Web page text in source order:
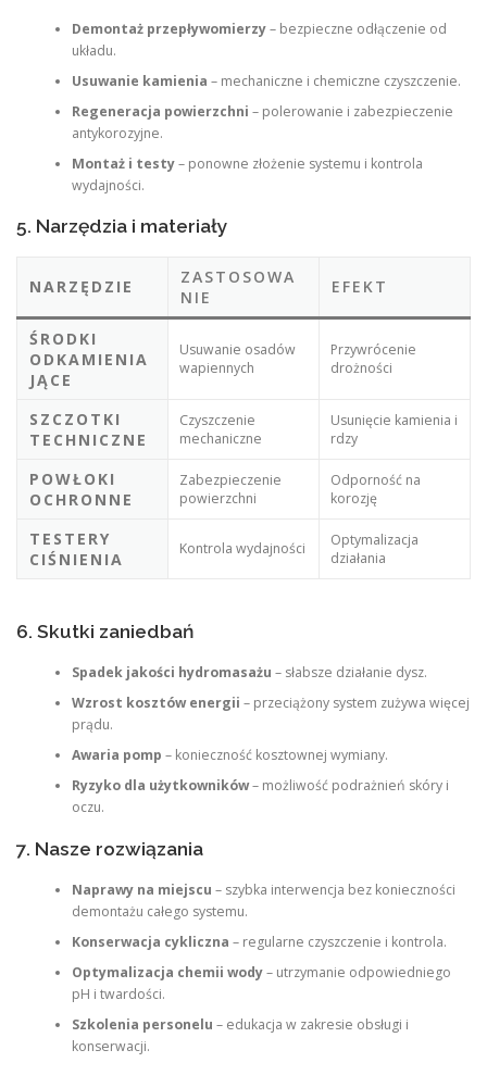
Demontaż przepływomierzy– bezpieczne odłączenie od
układu.
Usuwanie kamienia – mechaniczne i chemiczne czyszczenie.
Regeneracja powierzchni – polerowanie i zabezpieczenie
antykorozyjne.
Montaż i testy– ponowne złożenie systemu i kontrola
wydajności.
5. Narzędzia i materiały
NARZĘDZIE
ZASTOSOWA
NIE
EFEKT
ŚRODKI
ODKAMIENIA
JĄCE
Usuwanie osadów
wapiennych
Przywrócenie
drożności
SZCZOTKI
TECHNICZNE
Czyszczenie
mechaniczne
Usunięcie kamienia i
rdzy
POWŁOKI
OCHRONNE
Zabezpieczenie
powierzchni
Odporność na
korozję
TESTERY
CIŚNIENIA
Kontrola wydajności
Optymalizacja
działania
6. Skutki zaniedbań
Spadek jakości hydromasażu – słabsze działanie dysz.
Wzrost kosztów energii – przeciążony system zużywa więcej
prądu.
Awaria pomp – konieczność kosztownej wymiany.
Ryzyko dla użytkowników– możliwość podrażnień skóry i
oczu.
7. Nasze rozwiązania
Naprawy na miejscu – szybka interwencja bez konieczności
demontażu całego systemu.
Konserwacja cykliczna – regularne czyszczenie i kontrola.
Optymalizacja chemii wody– utrzymanie odpowiedniego
pH i twardości.
Szkolenia personelu – edukacja w zakresie obsługi i
konserwacji.